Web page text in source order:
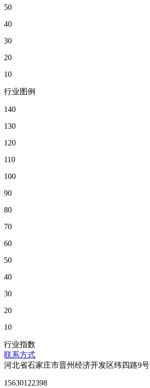
50
40
30
20
10
行业图例
140
130
120
110
100
90
80
70
60
50
40
30
20
10
行业指数
联系方式
河北省石家庄市晋州经济开发区纬四路9号
15630122398